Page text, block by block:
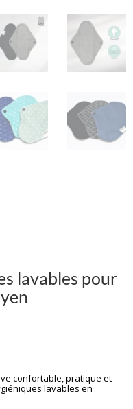
lavables pour
confortable, pratique et
lavables en